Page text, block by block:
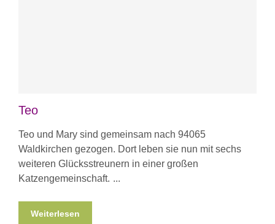
Teo
Teo und Mary sind gemeinsam nach 94065
Waldkirchen gezogen. Dort leben sie nun mit sechs
weiteren Glücksstreunern in einer großen
Katzengemeinschaft.
Weiterlesen